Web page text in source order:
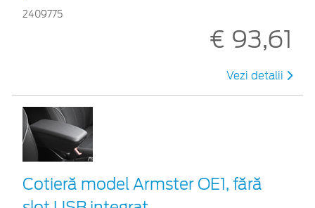
2409775
€ 93,61
Vezi detalii
Cotieră model Armster OE1, fără